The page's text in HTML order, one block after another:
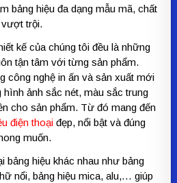
bảng hiệu đa dạng mẫu mã, chất
vượt trội.
kế của chúng tôi đều là những
tận tâm với từng sản phẩm.
công nghệ in ấn và sản xuất mới
ảnh sắc nét, màu sắc trung
cho sản phẩm. Từ đó mang đến
điện thoại đẹp, nổi bật và đúng
muốn.
bảng hiệu khác nhau như bảng
nổi, bảng hiệu mica, alu,… giúp